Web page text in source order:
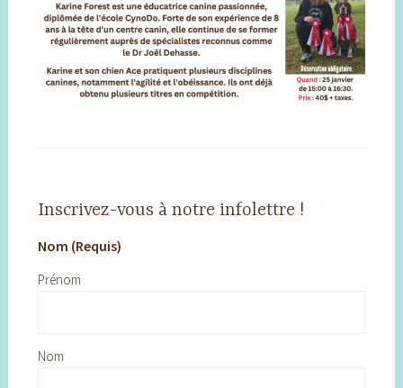
Inscrivez-vous à notre infolettre !
Nom (Requis)
Prénom
Nom